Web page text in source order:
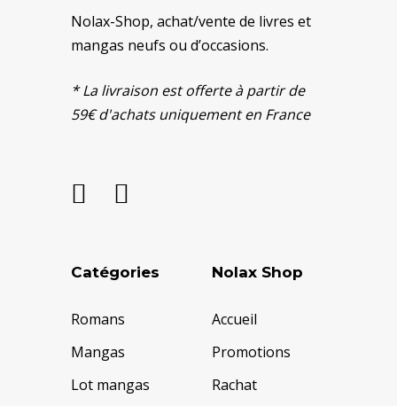
Nolax-Shop, achat/vente de livres et
mangas neufs ou d’occasions.
* La livraison est offerte à partir de
59€ d'achats uniquement en France
Catégories
Romans
Mangas
Lot mangas
Nolax Shop
Accueil
Promotions
Rachat